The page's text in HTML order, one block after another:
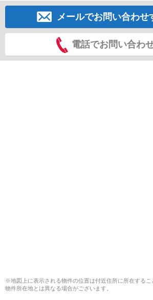
メールでお問い合わせ
電話でお問い合わ
※地図上に表示される物件の位置は付近住所に所在する
物件所在地とは異なる場合がございます。